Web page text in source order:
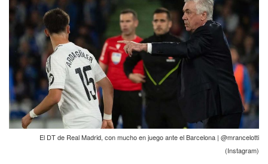
El DT de Real Madrid, con mucho en juego ante el Barcelona | @mrancelotti
(Instagram)